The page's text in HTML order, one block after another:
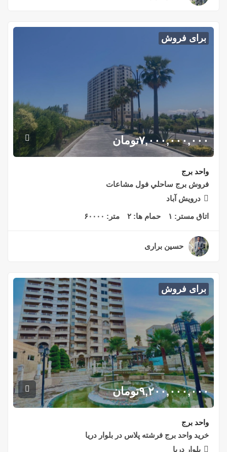
برای فروش
۷,۰۰۰,۰۰۰,۰۰۰تومان
واحد برج
فروش برج ساحلي فول مشاعات
درويش آباد
اتاق مستر: ۱ حمام ها: ۲ متر: ۶۰۰۰۰
حسین براری
برای فروش
۹,۲۰۰,۰۰۰,۰۰۰تومان
واحد برج
خريد واحد برج فرشته پلاس در بلوار دريا
بلوار دريا